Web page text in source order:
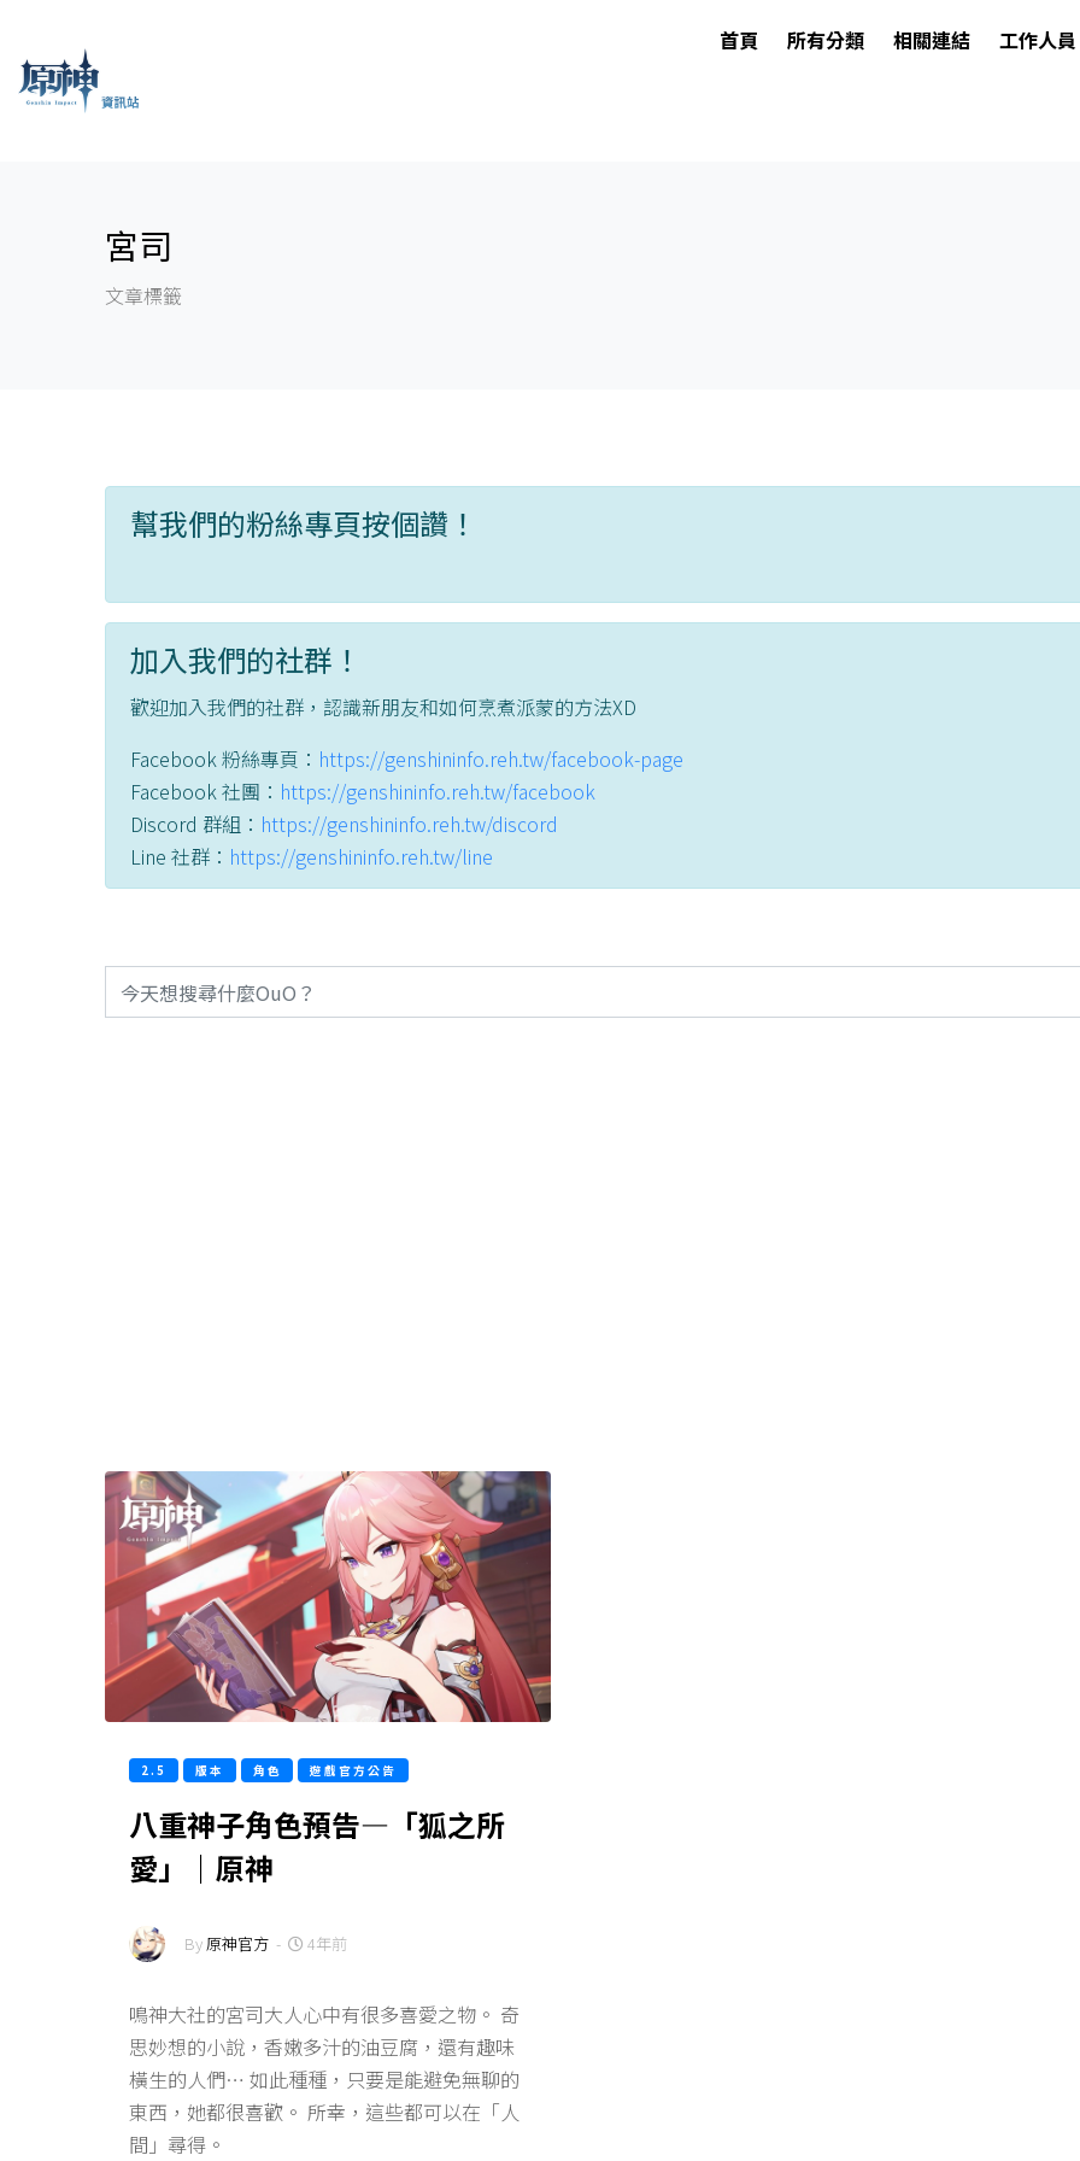
首頁 所有分類 相關連結 工作人員
宮司
文章標籤
幫我們的粉絲專頁按個讚！
加入我們的社群！
歡迎加入我們的社群，認識新朋友和如何烹煮派蒙的方法XD
Facebook 粉絲專頁： https://genshininfo.reh.tw/facebook-page
Facebook 社團： https://genshininfo.reh.tw/facebook
Discord 群組： https://genshininfo.reh.tw/discord
Line 社群： https://genshininfo.reh.tw/line
2.5 版本 角色 遊戲官方公告
八重神子角色預告—「狐之所
愛」｜原神
By原神官方 - 4年前
鳴神大社的宮司大人心中有很多喜愛之物。 奇
思妙想的小說，香嫩多汁的油豆腐，還有趣味
橫生的人們… 如此種種，只要是能避免無聊的
東西，她都很喜歡。 所幸，這些都可以在「人
間」尋得。